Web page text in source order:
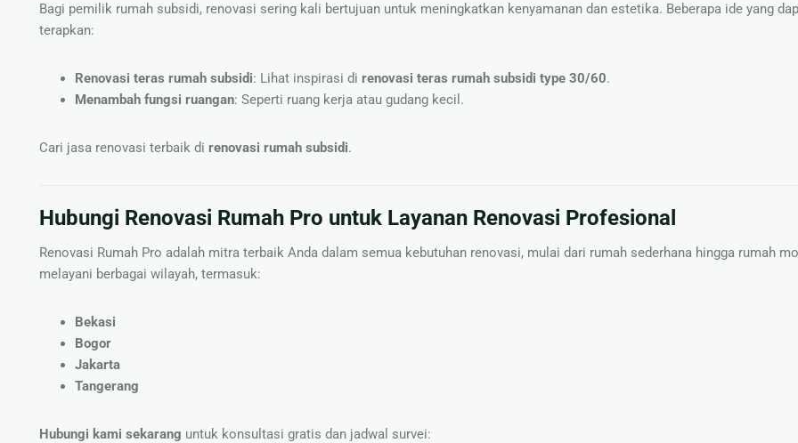
Bagi pemilik rumah subsidi, renovasi sering kali bertujuan untuk meningkatkan kenyamanan dan estetika. Beberapa ide yang
terapkan:
Renovasi teras rumah subsidi: Lihat inspirasi di renovasi teras rumah subsidi type 30/60.
Menambah fungsi ruangan: Seperti ruang kerja atau gudang kecil.
Cari jasa renovasi terbaik di renovasi rumah subsidi.
Hubungi Renovasi Rumah Pro untuk Layanan Renovasi Profesional
Renovasi Rumah Pro adalah mitra terbaik Anda dalam semua kebutuhan renovasi, mulai dari rumah sederhana hingga rumah
melayani berbagai wilayah, termasuk:
Bekasi
Bogor
Jakarta
Tangerang
Hubungi kami sekarang untuk konsultasi gratis dan jadwal survei: